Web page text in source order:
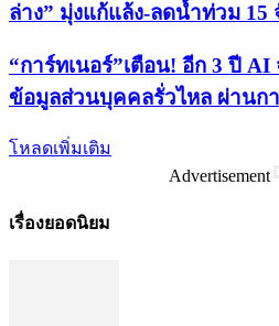
ล่าง” มุ่งแก้แล้ง-ลดน้ำท่วม 15
“การ์ทเนอร์”เตือน! อีก 3 ปี
ข้อมูลส่วนบุคคลรั่วไหล ผ่านกา
โหลดเพิ่มเติม
Advertisement
เรื่องยอดนิยม